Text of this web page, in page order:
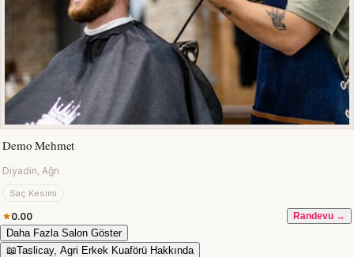
Demo Mehmet
Diyadin, Ağrı
Saç Kesimi
0.00 Randevu →
Daha Fazla Salon Göster
📖Taslicay, Agri Erkek Kuaförü Hakkında